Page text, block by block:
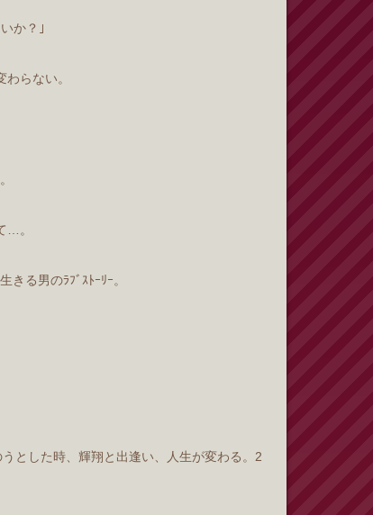
か？｣
らない。
…。
る男のﾗﾌﾞｽﾄｰﾘｰ。
とした時、輝翔と出逢い、人生が変わる。2